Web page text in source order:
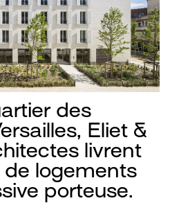
des
Eliet &
livrent
logements
porteuse.